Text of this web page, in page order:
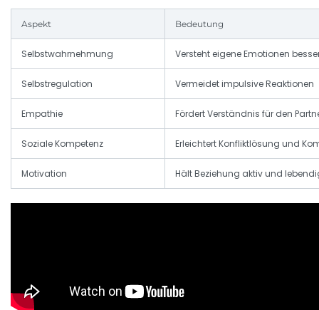
Aspekt Bedeutung
Selbstwahrnehmung Versteht eigene Emotionen
Selbstregulation Vermeidet impulsive Reaktionen
Empathie Fördert Verständnis für den
Soziale Kompetenz Erleichtert Konfliktlösung und
Motivation Hält Beziehung aktiv und